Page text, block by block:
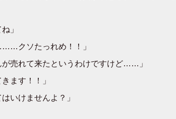
」
クソたっれめ！！」
売れて来たというわけですけど……」
ます！！」
いけませんよ？」